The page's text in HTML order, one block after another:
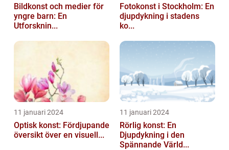
Bildkonst och medier för
yngre barn: En
Utforsknin...
Fotokonst i Stockholm: En
djupdykning i stadens
ko...
11 januari 2024
Optisk konst: Fördjupande
översikt över en visuell...
11 januari 2024
Rörlig konst: En
Djupdykning i den
Spännande Värld...